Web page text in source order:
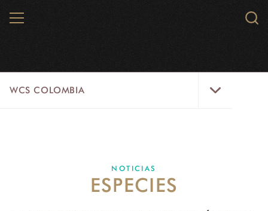
MENU
WCS COLOMBIA
EJES ESTRATÉGICOS
NOTICIAS
ESPECIES